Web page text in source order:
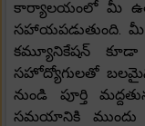
కార్యాలయంలో మీ
సహాయపడుతుంది.
కమ్యూనికేషన్
సహోద్యోగులతో
నుండి పూర్తి
సమయానికి ముందు